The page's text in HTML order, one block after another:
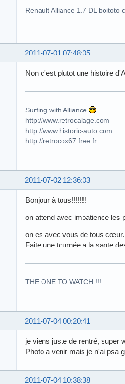
Renault Alliance 1.7 DL boitoto
2011-07-01 07:48:05
Non c'est plutot une histoire
Surfing with Alliance
http://www.retrocalage.com
http://www.historic-auto.com
http://retrocox67.free.fr
2011-07-02 12:36:03
Bonjour à tous!!!!!!!!
on attend avec impatience les
on es avec vous de tous cœur.
Faite une tournée a la sante
THE ONE TO WATCH !!!
2011-07-04 00:20:41
je viens juste de rentré, super
Photo a venir mais je n'ai psa
2011-07-04 10:38:38